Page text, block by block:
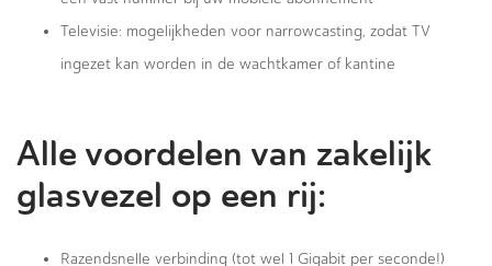
Televisie: mogelijkheden voor narrowcasting, zodat TV
ingezet kan worden in de wachtkamer of kantine
Alle voordelen van zakelijk
glasvezel op een rij:
Razendsnelle verbinding (tot wel 1 Gigabit per seconde!)